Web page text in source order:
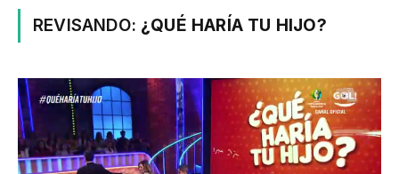
REVISANDO: ¿QUÉ HARÍA TU HIJO?